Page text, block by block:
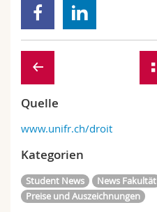
Quelle
www.unifr.ch/droit
Kategorien
Student News News Fakultät
Preise und Auszeichnungen